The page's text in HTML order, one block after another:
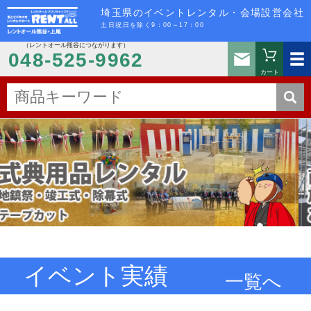
埼玉県のイベントレンタル・会場設営会社
土日祝日を除く9：00～17：00
（レントオール熊谷につながります）
048-525-9962 お問い
カート
イベント実績 一覧へ